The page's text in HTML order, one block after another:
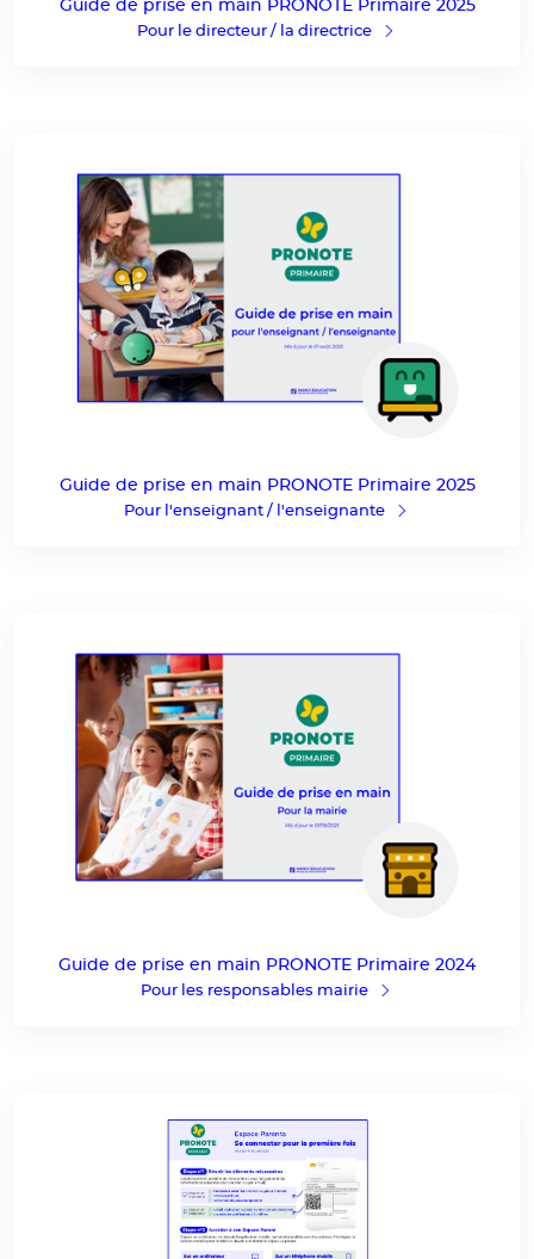
Guide de prise en main PRONOTE Primaire 2025
Pour le directeur / la directrice
Guide de prise en main PRONOTE Primaire 2025
Pour l'enseignant / l'enseignante
Guide de prise en main PRONOTE Primaire 2024
Pour les responsables mairie